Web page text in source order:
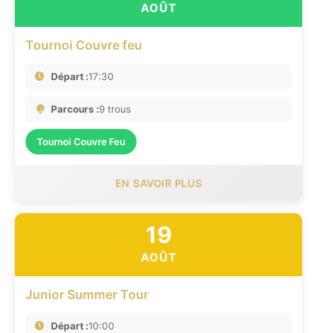
AOÛT
Tournoi Couvre feu
Départ :17:30
Parcours :9 trous
Tournoi Couvre Feu
EN SAVOIR PLUS
19
AOÛT
Junior Summer Tour
Départ :10:00